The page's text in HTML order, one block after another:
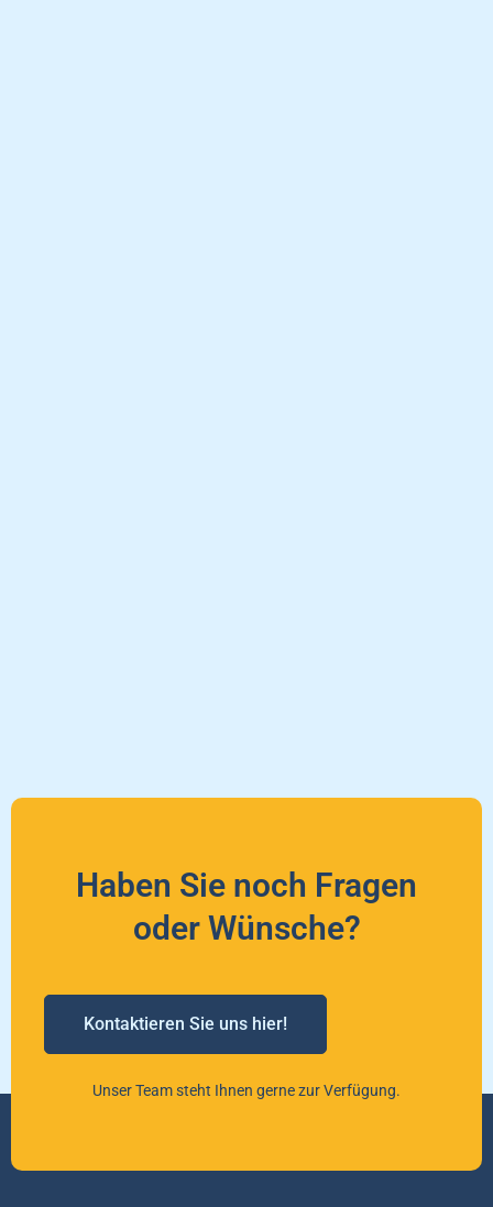
Haben Sie noch Fragen
oder Wünsche?
Kontaktieren Sie uns hier!
Unser Team steht Ihnen gerne zur Verfügung.